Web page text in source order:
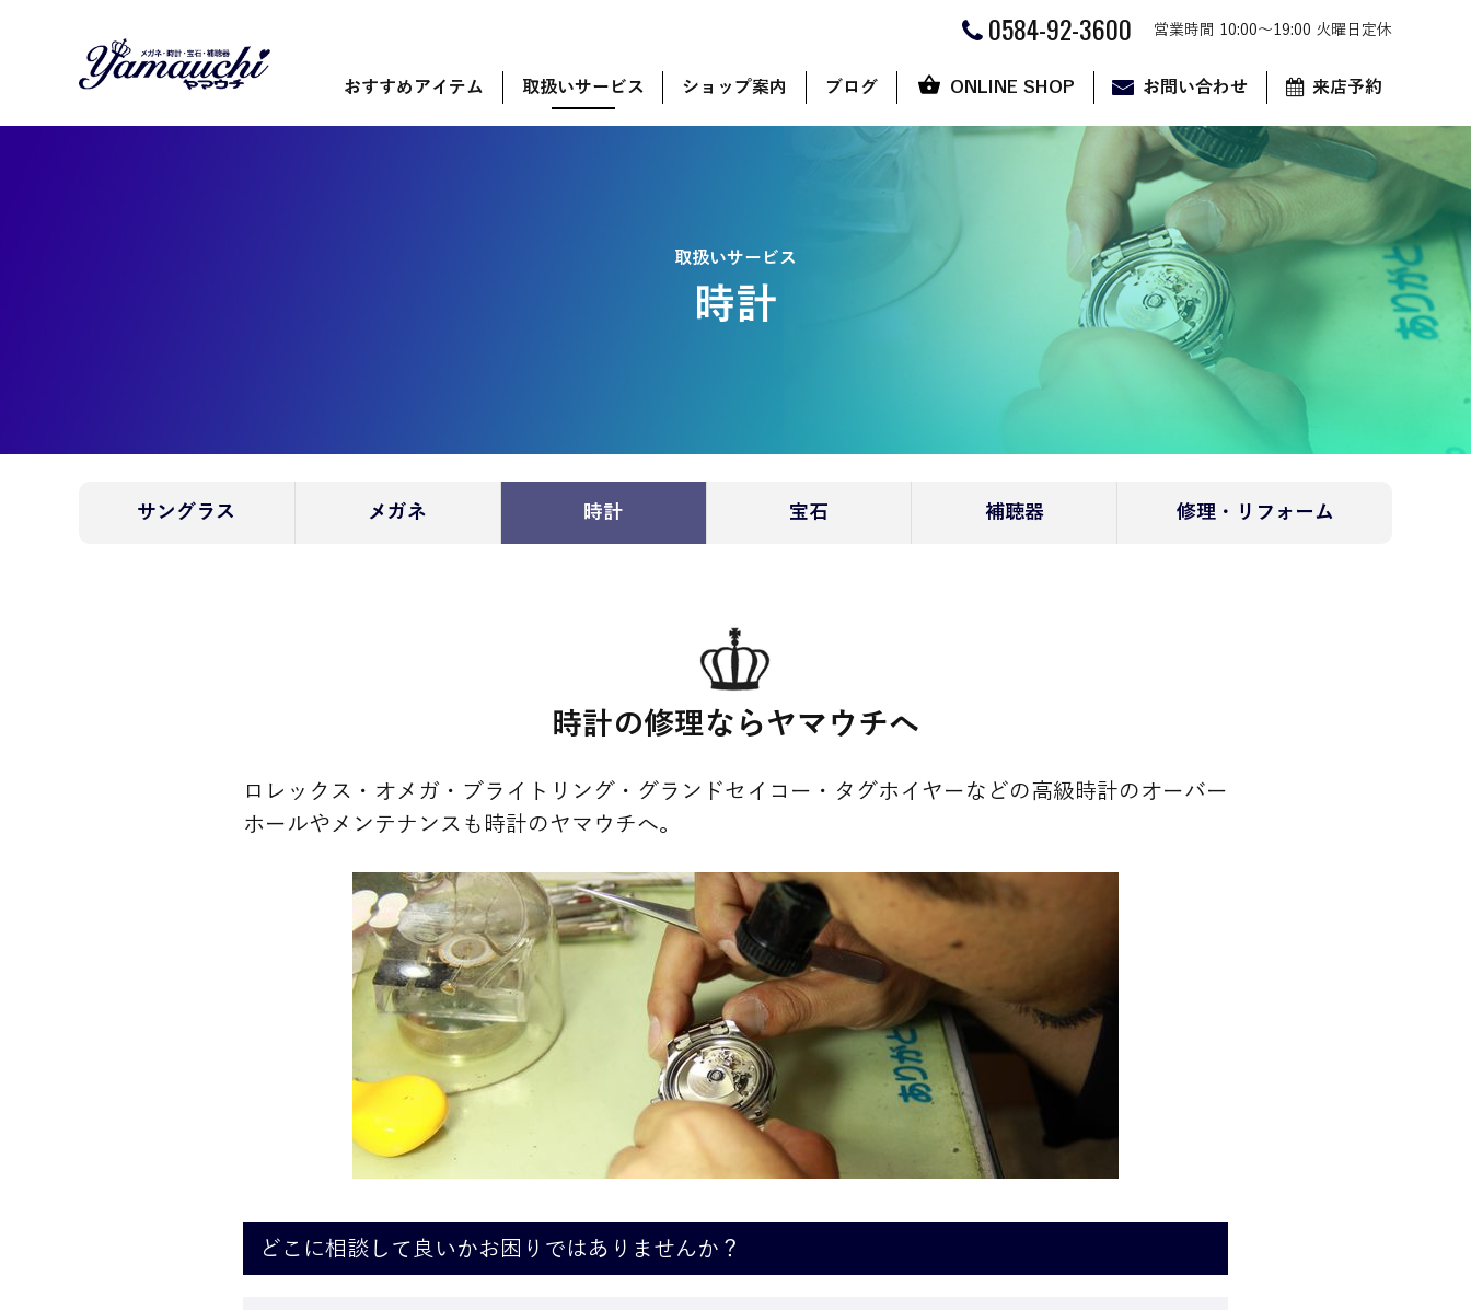
0584-92-3600 営業時間 10:00～19:00 火曜日定休
おすすめアイテム 取扱いサービス ショップ案内 ブログ ONLINE SHOP お問い合わせ 来店予約
取扱いサービス
時計
サングラス メガネ 時計 宝石 補聴器 修理・リフォーム
時計の修理ならヤマウチへ
ロレックス・オメガ・ブライトリング・グランドセイコー・タグホイヤーなどの高級時計のオーバー
ホールやメンテナンスも 時計のヤマウチへ。
どこに相談して良いかお困りではありませんか？